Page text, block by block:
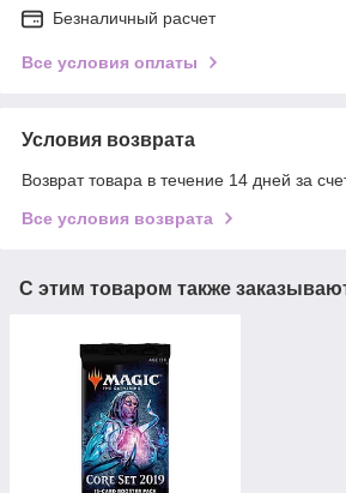
Безналичный расчет
Все условия оплаты
Условия возврата
Возврат товара в течение 14 дней за
Все условия возврата
С этим товаром также